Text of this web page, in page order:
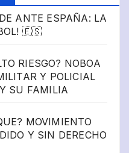
ANTE ESPAÑA: LA
🇪🇸
RIESGO? NOBOA
Y POLICIAL
SU FAMILIA
MOVIMIENTO
Y SIN DERECHO